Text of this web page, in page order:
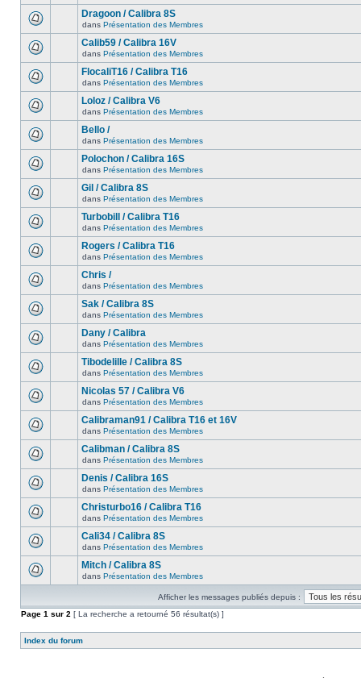
Dragoon / Calibra 8S
dans Présentation des Membres
Calib59 / Calibra 16V
dans Présentation des Membres
FlocaliT16 / Calibra T16
dans Présentation des Membres
Loloz / Calibra V6
dans Présentation des Membres
Bello /
dans Présentation des Membres
Polochon / Calibra 16S
dans Présentation des Membres
Gil / Calibra 8S
dans Présentation des Membres
Turbobill / Calibra T16
dans Présentation des Membres
Rogers / Calibra T16
dans Présentation des Membres
Chris /
dans Présentation des Membres
Sak / Calibra 8S
dans Présentation des Membres
Dany / Calibra
dans Présentation des Membres
Tibodelille / Calibra 8S
dans Présentation des Membres
Nicolas 57 / Calibra V6
dans Présentation des Membres
Calibraman91 / Calibra T16 et 16V
dans Présentation des Membres
Calibman / Calibra 8S
dans Présentation des Membres
Denis / Calibra 16S
dans Présentation des Membres
Christurbo16 / Calibra T16
dans Présentation des Membres
Cali34 / Calibra 8S
dans Présentation des Membres
Mitch / Calibra 8S
dans Présentation des Membres
Afficher les messages publiés depuis :
Page 1 sur 2 [ La recherche a retourné 56 résultat(s) ]
Index du forum